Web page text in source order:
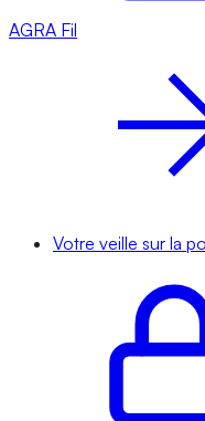
AGRA Fil
Votre veille sur la